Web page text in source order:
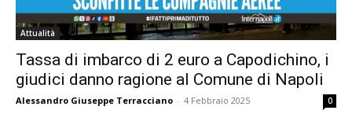
Attualità
Tassa di imbarco di 2 euro a Capodichino, i
giudici danno ragione al Comune di Napoli
Alessandro Giuseppe Terracciano - 4 Febbraio 2025 0